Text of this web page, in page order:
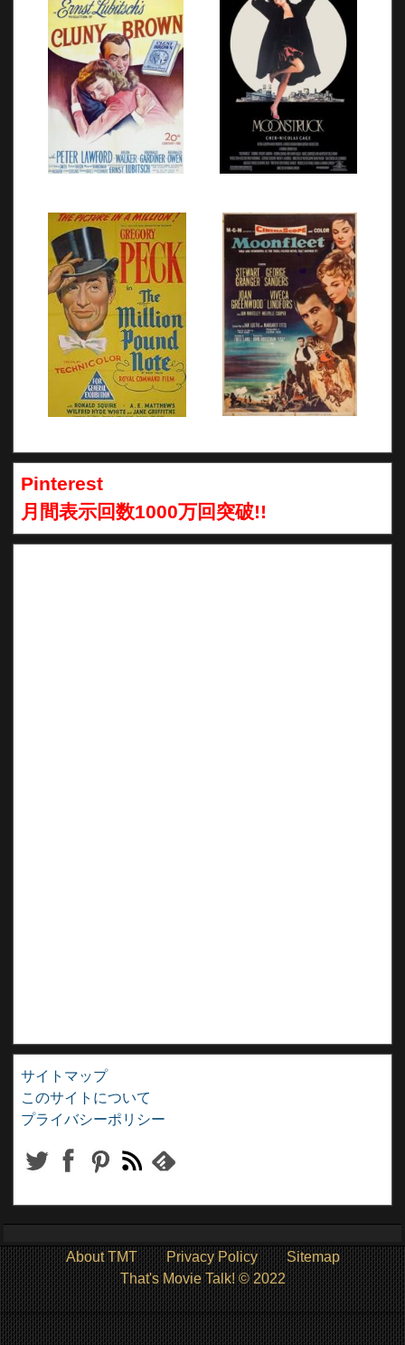
Pinterest
月間表示回数1000万回突破!!
サイトマップ
このサイトについて
プライバシーポリシー
About TMT Privacy Policy
Sitemap
That's Movie Talk! © 2022